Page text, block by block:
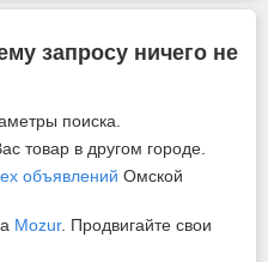
запросу ничего не
поиска.
товар в другом городе.
объявлений Омской
Mozur. Продвигайте свои